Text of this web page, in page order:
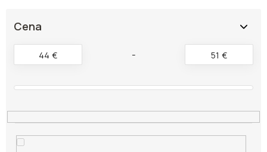
t
o
Cena
€
44 €
51